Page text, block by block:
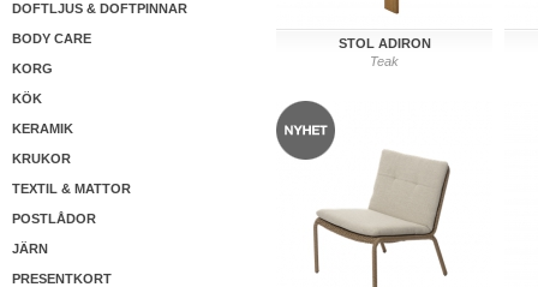
DOFTLJUS & DOFTPINNAR
BODY CARE
KORG
KÖK
KERAMIK
KRUKOR
TEXTIL & MATTOR
POSTLÅDOR
JÄRN
PRESENTKORT
STOL ADIRON
Teak